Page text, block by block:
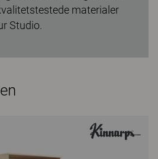
materialer
Studio.